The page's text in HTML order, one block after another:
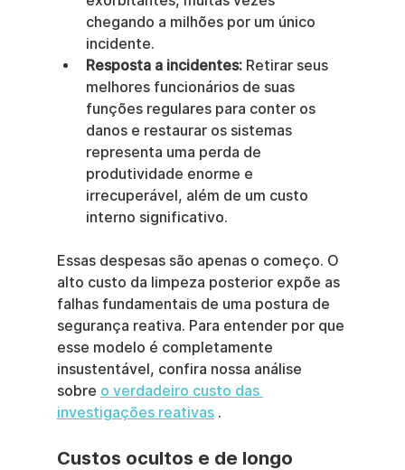
chegando a milhões por um único
incidente.
Resposta a incidentes: Retirar seus
melhores funcionários de suas
funções regulares para conter os
danos e restaurar os sistemas
representa uma perda de
produtividade enorme e
irrecuperável, além de um custo
interno significativo.
Essas despesas são apenas o começo. O
alto custo da limpeza posterior expõe as
falhas fundamentais de uma postura de
segurança reativa. Para entender por que
esse modelo é completamente
insustentável, confira nossa análise
sobre o verdadeiro custo das
investigações reativas .
Custos ocultos e de longo